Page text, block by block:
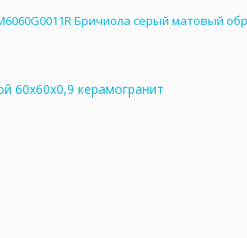
Бричиола серый матовый